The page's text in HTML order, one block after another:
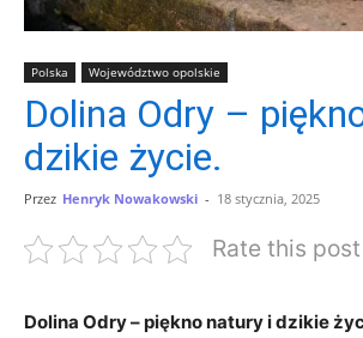
Polska Województwo opolskie
Dolina Odry –
dzikie życie.
Przez Henryk Nowakowski - 18 stycznia, 2025
Rate this post
Dolina‍ Odry – piękno natury i‌ dzikie⁢